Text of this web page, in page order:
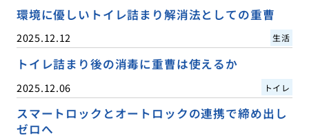
環境に優しいトイレ詰まり解消法としての重曹
2025.12.12 生活
トイレ詰まり後の消毒に重曹は使えるか
2025.12.06 トイレ
スマートロックとオートロックの連携で締め出し
ゼロへ